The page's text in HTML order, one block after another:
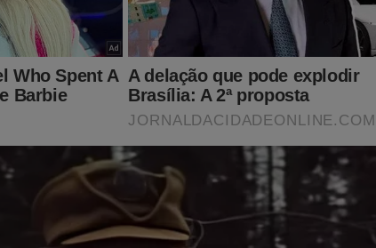
interesse, clique no link abaixo para adquirir essa obra:
products/o-fantasma-do-alvorada-a-volta-a-